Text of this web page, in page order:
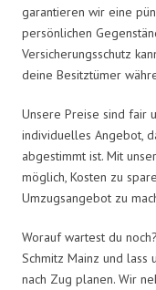
garantieren wir eine
persönlichen
Versicherungsschutz
deine Besitztümer
Unsere Preise sind fair
individuelles Angebot,
abgestimmt ist. Mit
möglich, Kosten zu
Umzugsangebot zu
Worauf wartest du
Schmitz Mainz und lass
nach Zug planen. Wir